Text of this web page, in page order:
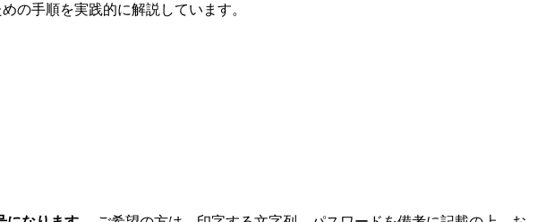
の手順を実践的に解説しています。